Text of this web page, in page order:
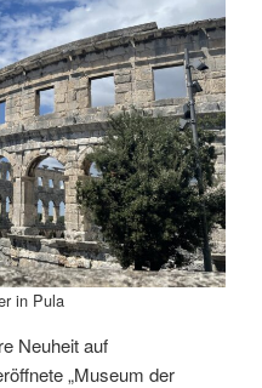
in Pula
Neuheit auf
„Museum der